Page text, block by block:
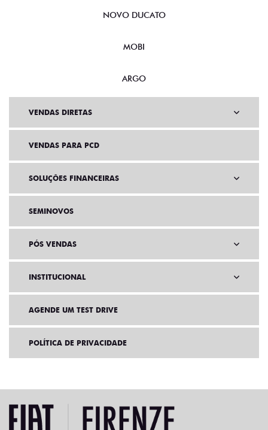
NOVO DUCATO
MOBI
ARGO
VENDAS DIRETAS
VENDAS PARA PCD
SOLUÇÕES FINANCEIRAS
SEMINOVOS
PÓS VENDAS
INSTITUCIONAL
AGENDE UM TEST DRIVE
POLÍTICA DE PRIVACIDADE